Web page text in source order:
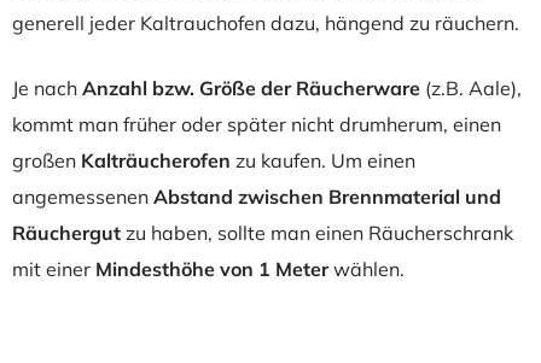
generell jeder Kaltrauchofen dazu, hängend zu räuchern.
Je nach Anzahl bzw. Größe der Räucherware (z.B. Aale),
kommt man früher oder später nicht drumherum, einen
großen Kalträucherofen zu kaufen. Um einen
angemessenen Abstand zwischen Brennmaterial und
Räuchergut zu haben, sollte man einen Räucherschrank
mit einer Mindesthöhe von 1 Meterwählen.